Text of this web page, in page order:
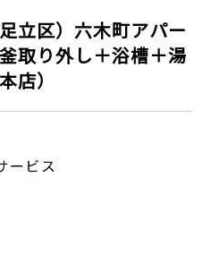
立区）六木町アパー
取り外し＋浴槽＋湯
店）
ービス